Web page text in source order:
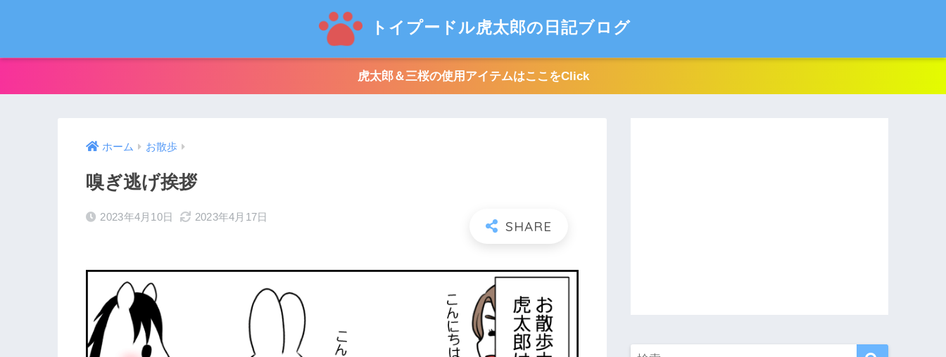
トイプードル虎太郎の日記ブログ
虎太郎＆三桜の使用アイテムはここをClick
ホーム お散歩
嗅ぎ逃げ挨拶
2023年4月10日 2023年4月17日